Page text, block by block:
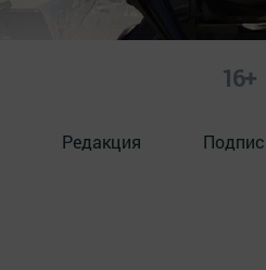
16+
Редакция